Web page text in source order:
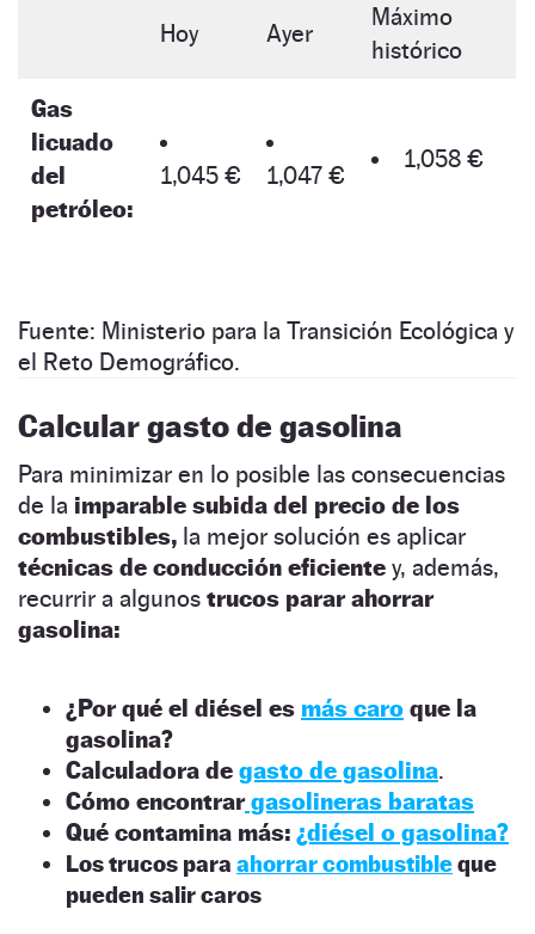
Hoy Ayer
Máximo
histórico
Gas
licuado
del
petróleo:
1,045 € 1,047 €
1,058 €
Fuente: Ministerio para la Transición Ecológica y
el Reto Demográfico.
Calcular gasto de gasolina
Para minimizar en lo posible las consecuencias
de la imparable subida del precio de los
combustibles, la mejor solución es aplicar
técnicas de conducción eficiente y, además,
recurrir a algunos trucos parar ahorrar
gasolina:
¿Por qué el diésel es más caro que la
gasolina?
Calculadora de gasto de gasolina.
Cómo encontrargasolineras baratas
Qué contamina más: ¿diésel o gasolina?
Los trucos para ahorrar combustibleque
pueden salir caros